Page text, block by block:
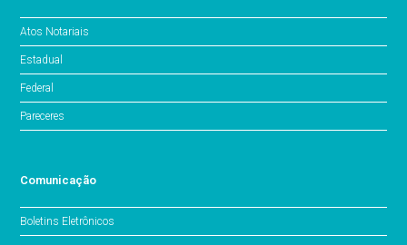
Atos Notariais
Estadual
Federal
Pareceres
Comunicação
Boletins Eletrônicos